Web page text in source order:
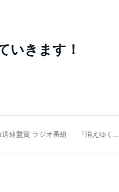
いきます！
送連盟賞 ラジオ番組 『消えゆく...